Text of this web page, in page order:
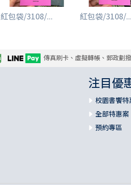
紅包袋/3108/... 紅包袋/3108/...
傳真刷卡、虛擬轉帳、郵政劃
注目優
校園書饗特
全部特惠案
預約專區